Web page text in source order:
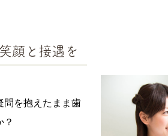
顔と接遇を
問を抱えたまま歯
？